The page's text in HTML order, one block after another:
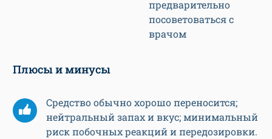
предварительно
посоветоваться с
врачом
Плюсы и минусы
Средство обычно хорошо переносится;
нейтральный запах и вкус; минимальный
риск побочных реакций и передозировки.